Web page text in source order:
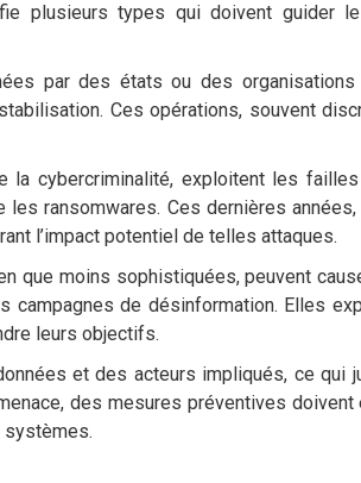
plusieurs types qui doivent guider
par des états ou des organisations
Ces opérations, souvent
la cybercriminalité, exploitent les
ransomwares. Ces dernières
l’impact potentiel de telles attaques.
que moins sophistiquées, peuvent
de désinformation. Elles
leurs objectifs.
et des acteurs impliqués, ce qui
des mesures préventives
systèmes.